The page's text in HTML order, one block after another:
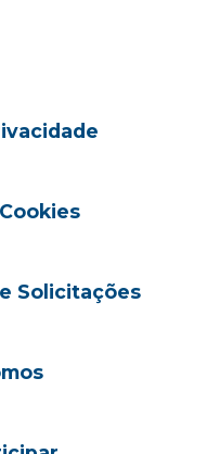
Solicitações